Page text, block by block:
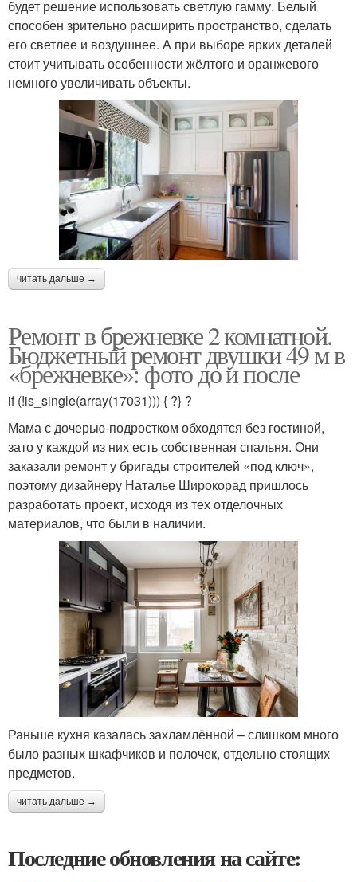
будет решение использовать светлую гамму. Белый
способен зрительно расширить пространство, сделать
его светлее и воздушнее. А при выборе ярких деталей
стоит учитывать особенности жёлтого и оранжевого
немного увеличивать объекты.
читать дальше →
Ремонт в брежневке 2 комнатной.
Бюджетный ремонт двушки 49 м в
«брежневке»: фото до и после
if (!is_single(array(17031))) { ?} ?
Мама с дочерью-подростком обходятся без гостиной,
зато у каждой из них есть собственная спальня. Они
заказали ремонт у бригады строителей «под ключ»,
поэтому дизайнеру Наталье Широкорад пришлось
разработать проект, исходя из тех отделочных
материалов, что были в наличии.
Раньше кухня казалась захламлённой – слишком много
было разных шкафчиков и полочек, отдельно стоящих
предметов.
читать дальше →
Последние обновления на сайте: